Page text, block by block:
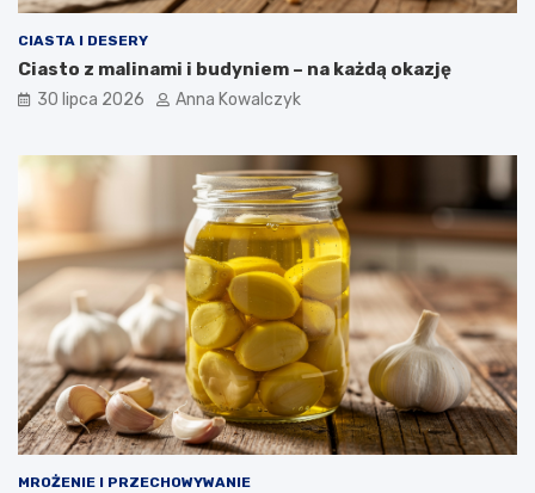
CIASTA I DESERY
Ciasto z malinami i budyniem – na każdą okazję
30 lipca 2026 Anna Kowalczyk
MROŻENIE I PRZECHOWYWANIE